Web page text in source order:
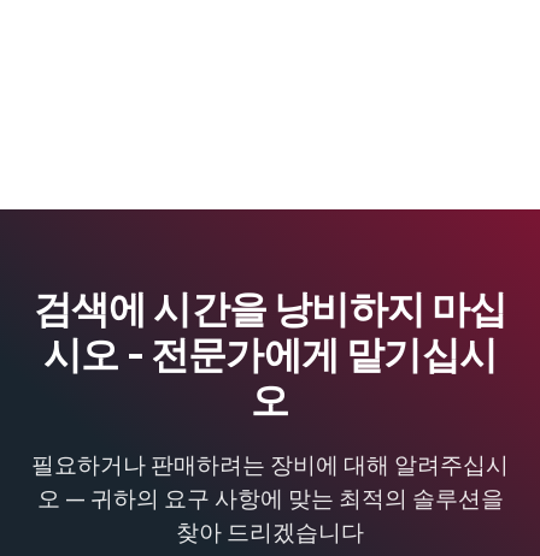
검색에 시간을 낭비하지 마십
시오 - 전문가에게 맡기십시
오
필요하거나 판매하려는 장비에 대해 알려주십시
오 — 귀하의 요구 사항에 맞는 최적의 솔루션을
찾아 드리겠습니다